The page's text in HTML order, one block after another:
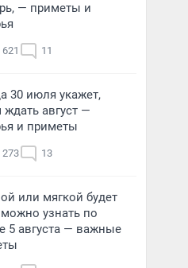
— приметы и
11
30 июля укажет,
ждать август —
и приметы
273 13
или мягкой будет
узнать по
5 августа — важные